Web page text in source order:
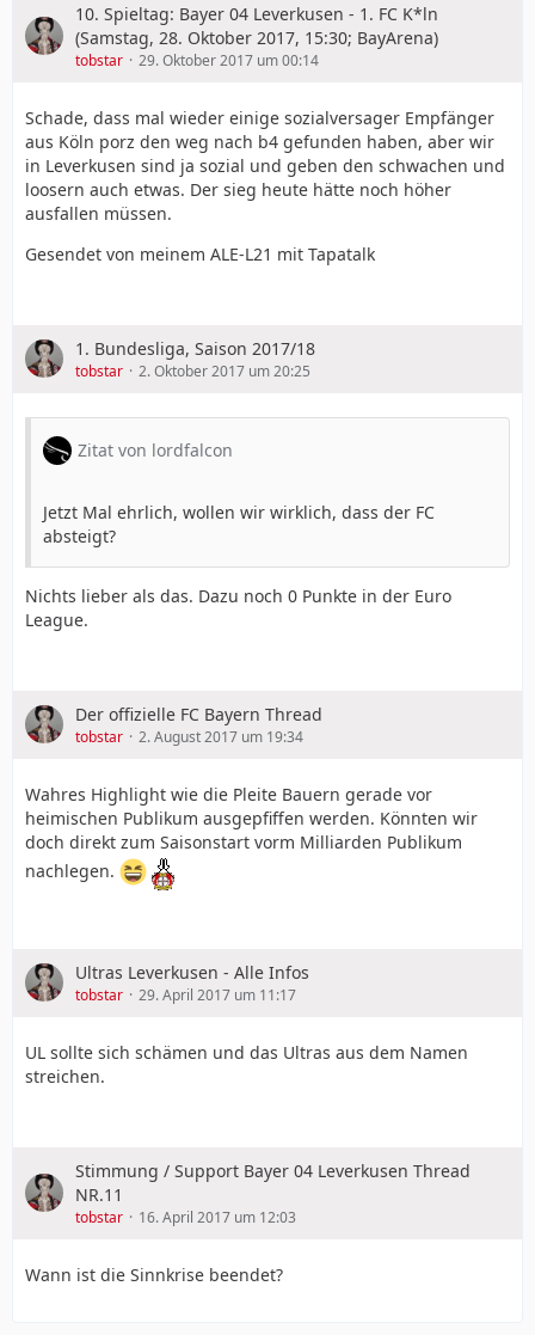
10. Spieltag: Bayer 04 Leverkusen - 1. FC K*ln
(Samstag, 28. Oktober 2017, 15:30; BayArena)
tobstar 29. Oktober 2017 um 00:14
Schade, dass mal wieder einige sozialversager Empfänger
aus Köln porz den weg nach b4 gefunden haben, aber wir
in Leverkusen sind ja sozial und geben den schwachen und
loosern auch etwas. Der sieg heute hätte noch höher
ausfallen müssen.
Gesendet von meinem ALE-L21 mit Tapatalk
1. Bundesliga, Saison 2017/18
tobstar 2. Oktober 2017 um 20:25
Zitat von lordfalcon
Jetzt Mal ehrlich, wollen wir wirklich, dass der FC
absteigt?
Nichts lieber als das. Dazu noch 0 Punkte in der Euro
League.
Der offizielle FC Bayern Thread
tobstar 2. August 2017 um 19:34
Wahres Highlight wie die Pleite Bauern gerade vor
heimischen Publikum ausgepfiffen werden. Könnten wir
doch direkt zum Saisonstart vorm Milliarden Publikum
nachlegen.
Ultras Leverkusen - Alle Infos
tobstar 29. April 2017 um 11:17
UL sollte sich schämen und das Ultras aus dem Namen
streichen.
Stimmung / Support Bayer 04 Leverkusen Thread
NR.11
tobstar 16. April 2017 um 12:03
Wann ist die Sinnkrise beendet?